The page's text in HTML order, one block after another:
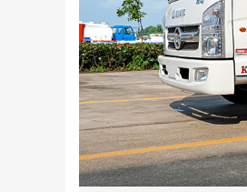
冷藏车系列